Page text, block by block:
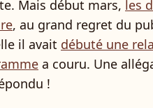
Mais début mars, les
, au grand regret du
il avait débuté une
a couru. Une
!